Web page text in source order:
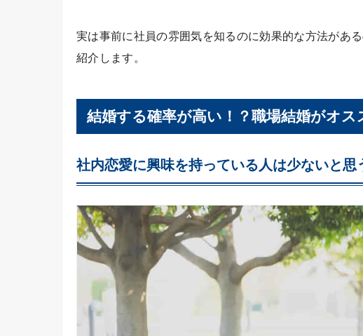
実は事前に社員の雰囲気を知るのに効果的な方法があ
紹介します。
結婚する確率が高い！？職場結婚がオス
社内恋愛に興味を持っている人は少ないと